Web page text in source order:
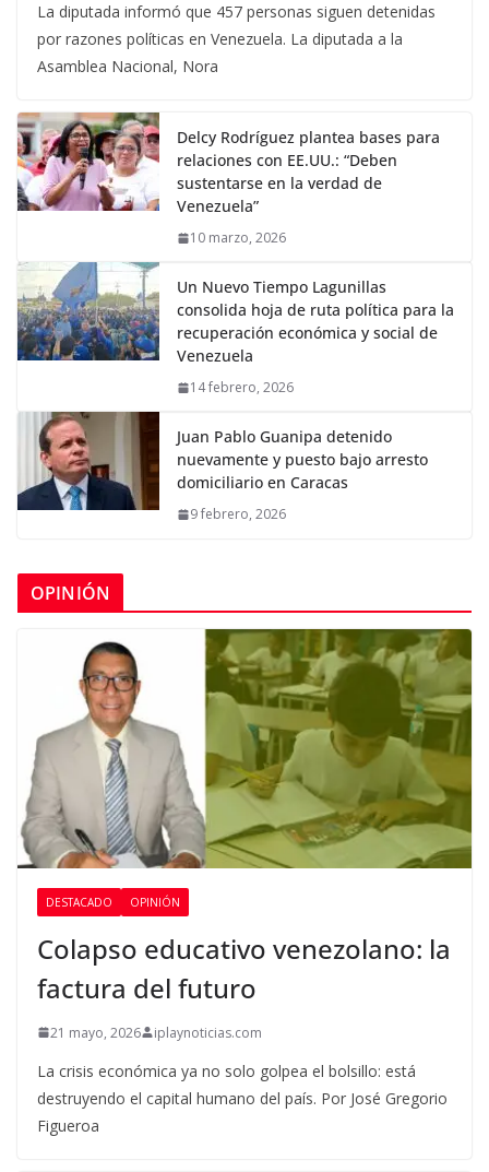
La diputada informó que 457 personas siguen detenidas
por razones políticas en Venezuela. La diputada a la
Asamblea Nacional, Nora
Delcy Rodríguez plantea bases para
relaciones con EE.UU.: “Deben
sustentarse en la verdad de
Venezuela”
10 marzo, 2026
Un Nuevo Tiempo Lagunillas
consolida hoja de ruta política para la
recuperación económica y social de
Venezuela
14 febrero, 2026
Juan Pablo Guanipa detenido
nuevamente y puesto bajo arresto
domiciliario en Caracas
9 febrero, 2026
OPINIÓN
DESTACADO OPINIÓN
Colapso educativo venezolano: la
factura del futuro
21 mayo, 2026 iplaynoticias.com
La crisis económica ya no solo golpea el bolsillo: está
destruyendo el capital humano del país. Por José Gregorio
Figueroa